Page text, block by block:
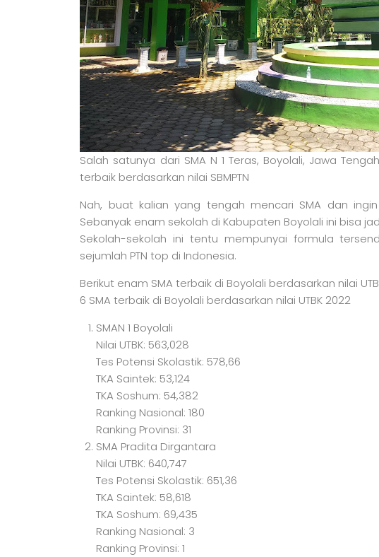
Salah satunya dari SMA N 1 Teras, Boyolali, Jawa
terbaik berdasarkan nilai SBMPTN
Nah, buat kalian yang tengah mencari SMA dan
Sebanyak enam sekolah di Kabupaten Boyolali ini bisa
Sekolah-sekolah ini tentu mempunyai formula
sejumlah PTN top di Indonesia.
Berikut enam SMA terbaik di Boyolali berdasarkan nilai
6 SMA terbaik di Boyolali berdasarkan nilai UTBK 2022
SMAN 1 Boyolali
Nilai UTBK: 563,028
Tes Potensi Skolastik: 578,66
TKA Saintek: 53,124
TKA Soshum: 54,382
Ranking Nasional: 180
Ranking Provinsi: 31
SMA Pradita Dirgantara
Nilai UTBK: 640,747
Tes Potensi Skolastik: 651,36
TKA Saintek: 58,618
TKA Soshum: 69,435
Ranking Nasional: 3
Ranking Provinsi: 1